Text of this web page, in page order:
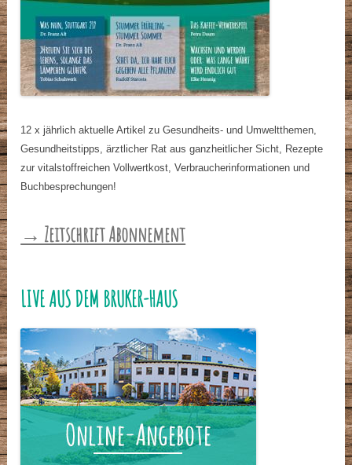
12 x jährlich aktuelle Artikel zu Gesundheits- und Umweltthemen,
Gesundheitstipps, ärztlicher Rat aus ganzheitlicher Sicht, Rezepte
zur vitalstoffreichen Vollwertkost, Verbraucherinformationen und
Buchbesprechungen!
→ Zeitschrift Abonnement
LIVE AUS DEM BRUKER-HAUS